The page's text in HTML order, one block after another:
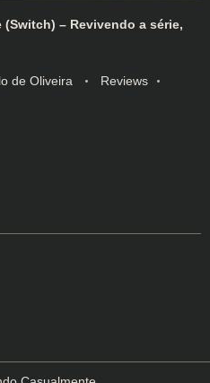
– Revivendo a série,
de Oliveira
Reviews